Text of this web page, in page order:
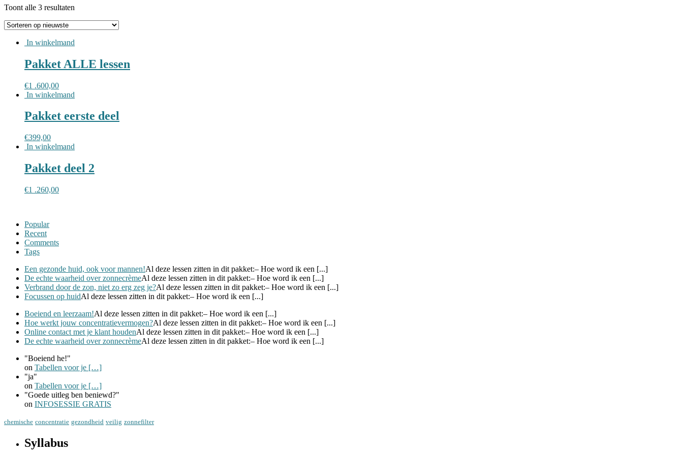
Toont alle 3 resultaten
In winkelmand
Pakket ALLE lessen
€1 .600,00
In winkelmand
Pakket eerste deel
€399,00
In winkelmand
Pakket deel 2
€1 .260,00
Popular
Recent
Comments
Tags
Een gezonde huid, ook voor mannen!Al deze lessen zitten in dit pakket:– Hoe word ik een [...]
De echte waarheid over zonnecrèmeAl deze lessen zitten in dit pakket:– Hoe word ik een [...]
Verbrand door de zon, niet zo erg zeg je?Al deze lessen zitten in dit pakket:– Hoe word ik een [...]
Focussen op huidAl deze lessen zitten in dit pakket:– Hoe word ik een [...]
Boeiend en leerzaam!Al deze lessen zitten in dit pakket:– Hoe word ik een [...]
Hoe werkt jouw concentratievermogen?Al deze lessen zitten in dit pakket:– Hoe word ik een [...]
Online contact met je klant houdenAl deze lessen zitten in dit pakket:– Hoe word ik een [...]
De echte waarheid over zonnecrèmeAl deze lessen zitten in dit pakket:– Hoe word ik een [...]
"Boeiend he!"
on Tabellen voor je […]
"ja"
on Tabellen voor je […]
"Goede uitleg ben beniewd?"
on INFOSESSIE GRATIS
chemische concentratie gezondheid veilig zonnefilter
Syllabus